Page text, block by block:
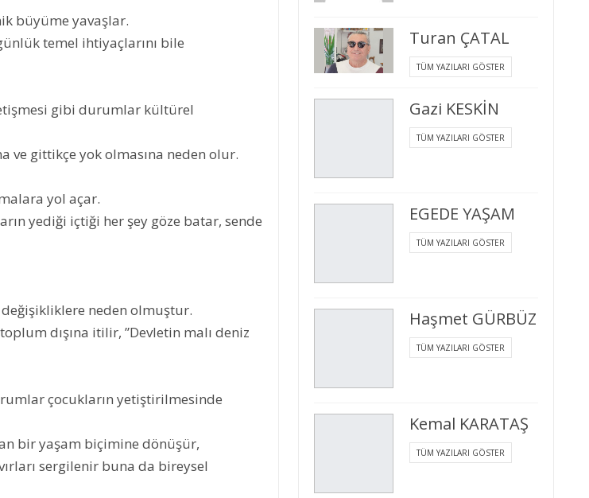
büyüme yavaşlar.
temel ihtiyaçlarını bile
gibi durumlar kültürel
ve gittikçe yok olmasına neden olur.
yol açar.
yediği içtiği her şey göze batar, sende
neden olmuştur.
dışına itilir, ”Devletin malı deniz
çocukların yetiştirilmesinde
bir yaşam biçimine dönüşür,
sergilenir buna da bireysel
Turan ÇATAL
TÜM YAZILARI GÖSTER
Gazi KESKİN
TÜM YAZILARI GÖSTER
EGEDE YAŞAM
TÜM YAZILARI GÖSTER
Haşmet GÜRBÜZ
TÜM YAZILARI GÖSTER
Kemal KARATAŞ
TÜM YAZILARI GÖSTER